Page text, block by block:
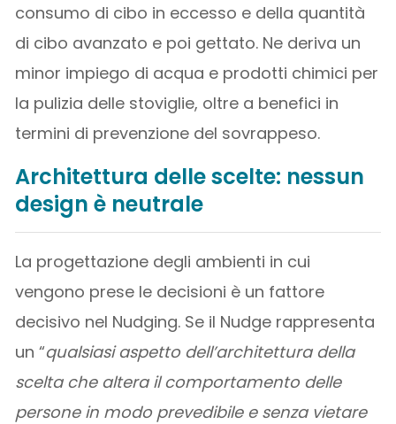
consumo di cibo in eccesso e della quantità
di cibo avanzato e poi gettato. Ne deriva un
minor impiego di acqua e prodotti chimici per
la pulizia delle stoviglie, oltre a benefici in
termini di prevenzione del sovrappeso.
Architettura delle scelte: nessun
design è neutrale
La progettazione degli ambienti in cui
vengono prese le decisioni è un fattore
decisivo nel Nudging. Se il Nudge rappresenta
un “qualsiasi aspetto dell’architettura della
scelta che altera il comportamento delle
persone in modo prevedibile e senza vietare